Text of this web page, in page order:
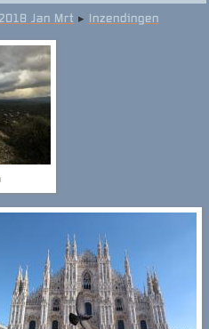
Jan Mrt ▸ Inzendingen